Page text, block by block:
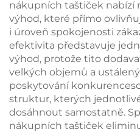
dárky
nákupních taštiček nabízí
výhod, které přímo
i úroveň spokojenosti
efektivita představuje
výhod, protože tito
velkých objemů a
poskytování
struktur, kterých
dosáhnout samostatně.
nákupních taštiček